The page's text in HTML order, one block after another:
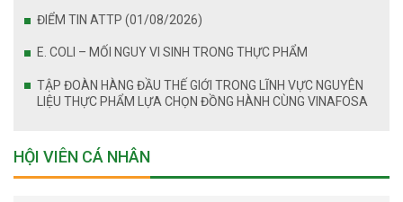
ĐIỂM TIN ATTP (01/08/2026)
E. COLI – MỐI NGUY VI SINH TRONG THỰC PHẨM
TẬP ĐOÀN HÀNG ĐẦU THẾ GIỚI TRONG LĨNH VỰC NGUYÊN
LIỆU THỰC PHẨM LỰA CHỌN ĐỒNG HÀNH CÙNG VINAFOSA
HỘI VIÊN CÁ NHÂN